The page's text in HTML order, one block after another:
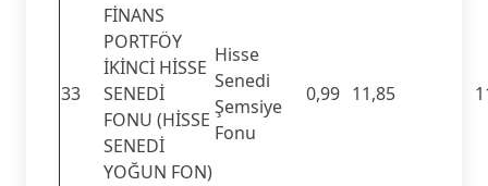
33
FİNANS
PORTFÖY
İKİNCİ HİSSE
SENEDİ
FONU (HİSSE
SENEDİ
YOĞUN FON)
Hisse
Senedi
Şemsiye
Fonu
0,99 11,85